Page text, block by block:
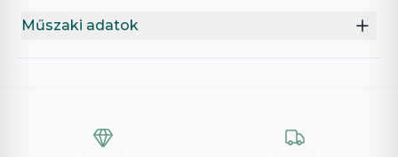
Műszaki adatok